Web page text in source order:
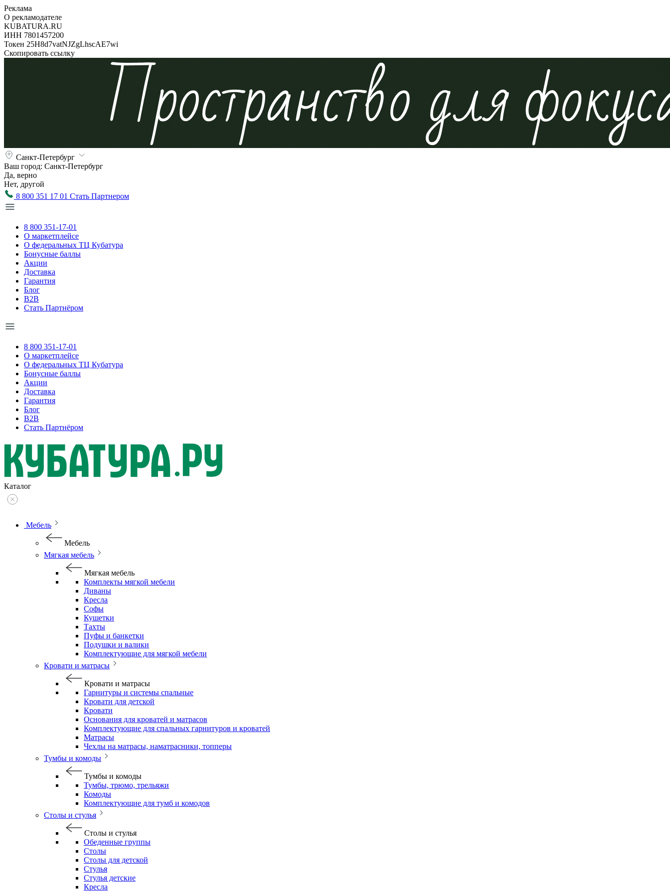
Реклама
О рекламодателе
KUBATURA.RU
ИНН 7801457200
Токен 25H8d7vatNJZgLhscAE7wi
Скопировать ссылку
Санкт-Петербург
Ваш город: Санкт-Петербург
Да, верно
Нет, другой
8 800 351 17 01 Стать Партнером
8 800 351-17-01
О маркетплейсе
О федеральных ТЦ Кубатура
Бонусные баллы
Акции
Доставка
Гарантия
Блог
B2B
Стать Партнёром
8 800 351-17-01
О маркетплейсе
О федеральных ТЦ Кубатура
Бонусные баллы
Акции
Доставка
Гарантия
Блог
B2B
Стать Партнёром
Каталог
Мебель
Мебель
Мягкая мебель
Мягкая мебель
Комплекты мягкой мебели
Диваны
Кресла
Софы
Кушетки
Тахты
Пуфы и банкетки
Подушки и валики
Комплектующие для мягкой мебели
Кровати и матрасы
Кровати и матрасы
Гарнитуры и системы спальные
Кровати для детской
Кровати
Основания для кроватей и матрасов
Комплектующие для спальных гарнитуров и кроватей
Матрасы
Чехлы на матрасы, наматрасники, топперы
Тумбы и комоды
Тумбы и комоды
Тумбы, трюмо, трельяжи
Комоды
Комплектующие для тумб и комодов
Столы и стулья
Столы и стулья
Обеденные группы
Столы
Столы для детской
Стулья
Стулья детские
Кресла